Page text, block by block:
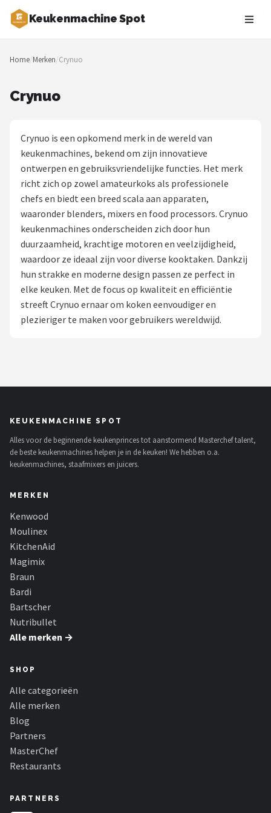
Keukenmachine Spot
Zoeken
NAVIGATIE
Blog
MasterChef
Restaurants
Keukenmachines
Staafmixers
Juicers
Shop
KitchenAid
Magimix
Bardi
Bartscher
Nutribullet
KitchenBrothers
Philips
Alle merken →
Home/Merken/Crynuo
Crynuo
Crynuo is een opkomend merk in de wereld van
keukenmachines, bekend om zijn innovatieve
ontwerpen en gebruiksvriendelijke functies. Het merk
richt zich op zowel amateurkoks als professionele
chefs en biedt een breed scala aan apparaten,
waaronder blenders, mixers en food processors. Crynuo
keukenmachines onderscheiden zich door hun
duurzaamheid, krachtige motoren en veelzijdigheid,
waardoor ze ideaal zijn voor diverse kooktaken. Dankzij
hun strakke en moderne design passen ze perfect in
elke keuken. Met de focus op kwaliteit en efficiëntie
streeft Crynuo ernaar om koken eenvoudiger en
plezieriger te maken voor gebruikers wereldwijd.
KEUKENMACHINE SPOT
Alles voor de beginnende keukenprinces tot aanstormend Masterchef talent,
de beste keukenmachines helpen je in de keuken! We hebben o.a.
keukenmachines, staafmixers en juicers.
MERKEN
Kenwood
Moulinex
KitchenAid
Magimix
Braun
Bardi
Bartscher
Nutribullet
Alle merken →
SHOP
Alle categorieën
Alle merken
Blog
Partners
MasterChef
Restaurants
PARTNERS